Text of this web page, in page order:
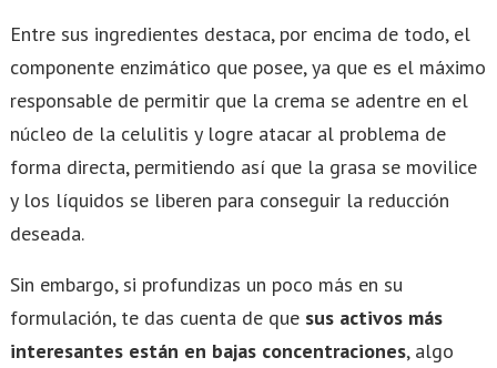
Entre sus ingredientes destaca, por encima de todo, el
componente enzimático que posee, ya que es el máximo
responsable de permitir que la crema se adentre en el
núcleo de la celulitis y logre atacar al problema de
forma directa, permitiendo así que la grasa se movilice
y los líquidos se liberen para conseguir la reducción
deseada.
Sin embargo, si profundizas un poco más en su
formulación, te das cuenta de que sus activos más
interesantes están en bajas concentraciones, algo